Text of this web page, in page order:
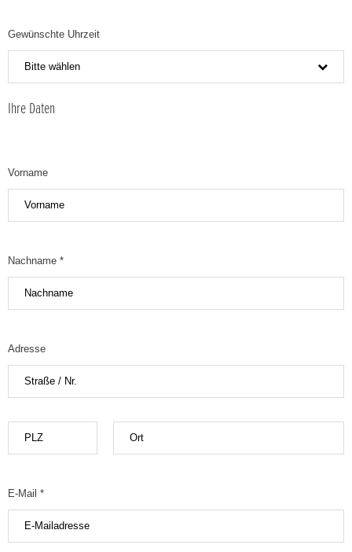
Gewünschte Uhrzeit
Bitte wählen
Ihre Daten
Vorname
Nachname *
Adresse
E-Mail *